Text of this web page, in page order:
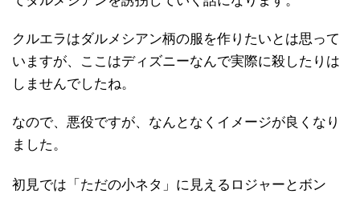
クルエラはダルメシアン柄の服を作りたいとは思って
いますが、ここはディズニーなんで実際に殺したりは
しませんでしたね。
なので、悪役ですが、なんとなくイメージが良くなり
ました。
初見では「ただの小ネタ」に見えるロジャーとボン